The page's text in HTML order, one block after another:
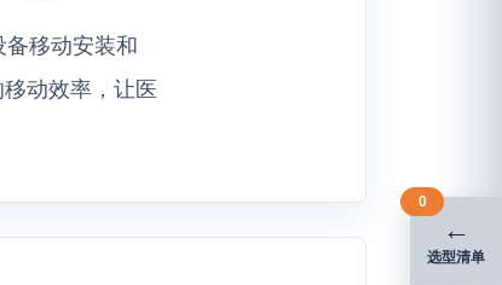
移动安装和
动效率，让医
←
选型清单
0